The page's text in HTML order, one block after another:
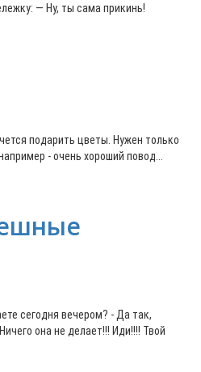
— Ну, ты сама прикинь!
подарить цветы. Нужен только
- очень хороший повод...
сегодня вечером? - Да так,
она не делает!!! Иди!!!! Твой